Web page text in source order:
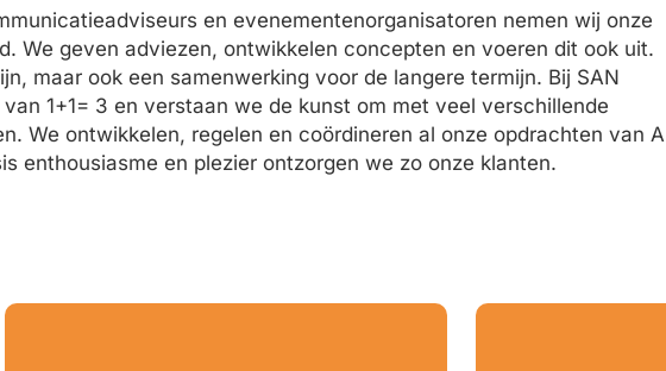
en evenementenorganisatoren nemen wij onze
We geven adviezen, ontwikkelen concepten en voeren dit ook uit.
maar ook een samenwerking voor de langere termijn. Bij SAN
1+1= 3 en verstaan we de kunst om met veel verschillende
We ontwikkelen, regelen en coördineren al onze opdrachten van A
enthousiasme en plezier ontzorgen we zo onze klanten.